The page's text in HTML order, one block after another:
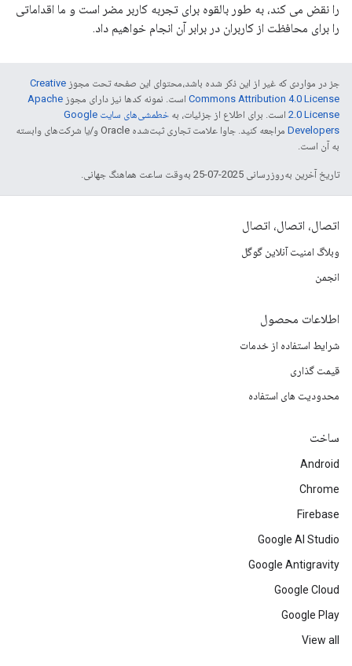
را نقض می کند، به طور بالقوه برای تجربه کاربر مضر است و ما اقداماتی
را برای محافظت از کاربران در برابر آن انجام خواهیم داد.
جز در مواردی که غیر از این ذکر شده باشد،‌محتوای این صفحه تحت مجوز Creative
Commons Attribution 4.0 License است. نمونه کدها نیز دارای مجوز Apache
2.0 License است. برای اطلاع از جزئیات، به
خطمشی‌های سایت Google
Developers‏
مراجعه کنید. جاوا علامت تجاری ثبت‌شده Oracle و/یا شرکت‌های وابسته
به آن است.
تاریخ آخرین به‌روزرسانی 2025-07-25 به‌وقت ساعت هماهنگ جهانی.
اتصال، اتصال، اتصال
وبلاگ امنیت آنلاین گوگل
انجمن
اطلاعات محصول
شرایط استفاده از خدمات
قیمت گذاری
محدودیت های استفاده
ساخت
Android
Chrome
Firebase
Google AI Studio
Google Antigravity
Google Cloud
Google Play
View all